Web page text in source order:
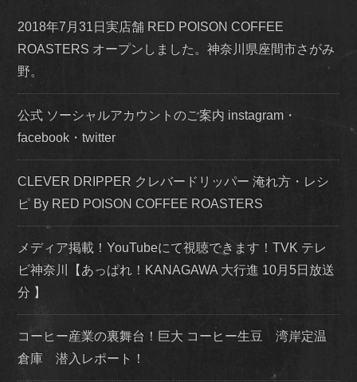
2018年7月31日実店舗 RED POISON COFFEE
ROASTERS オープンしました。神奈川県座間市さがみ
野。
公式 ソーシャルアカウントのご案内 instagram・
facebook・twitter
CLEVER DRIPPER クレバードリッパー 淹れ方・レシ
ピ By RED POISON COFFEE ROASTERS
メディア掲載！YouTubeにて視聴できます！TVK テレ
ビ神奈川【あっぱれ！KANAGAWA 大行進 10月5日放送
分 】
コーヒー産業の裏舞台！巨大 コーヒー生豆 湾岸定温
倉庫 潜入レポート！